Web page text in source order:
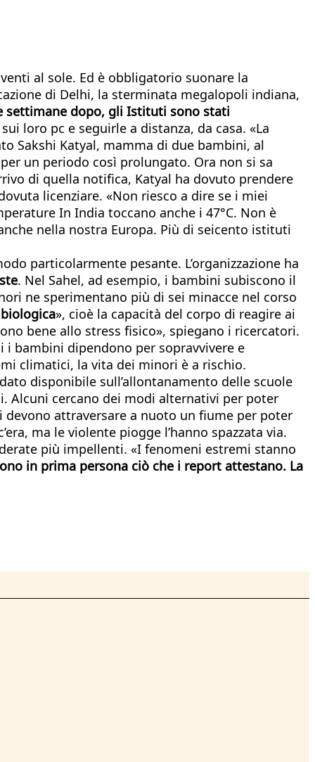
al sole. Ed è obbligatorio suonare la
di Delhi, la sterminata megalopoli indiana,
settimane dopo, gli Istituti sono stati
loro pc e seguirle a distanza, da casa. «La
Sakshi Katyal, mamma di due bambini, al
un periodo così prolungato. Ora non si sa
di quella notifica, Katyal ha dovuto prendere
licenziare. «Non riesco a dire se i miei
In India toccano anche i 47°C. Non è
nella nostra Europa. Più di seicento istituti
particolarmente pesante. L’organizzazione ha
. Nel Sahel, ad esempio, i bambini subiscono il
ne sperimentano più di sei minacce nel corso
», cioè la capacità del corpo di reagire ai
bene allo stress fisico», spiegano i ricercatori.
i bambini dipendono per sopravvivere e
climatici, la vita dei minori è a rischio.
disponibile sull’allontanamento delle scuole
Alcuni cercano dei modi alternativi per poter
attraversare a nuoto un fiume per poter
ma le violente piogge l’hanno spazzata via.
più impellenti. «I fenomeni estremi stanno
in prima persona ciò che i report attestano. La